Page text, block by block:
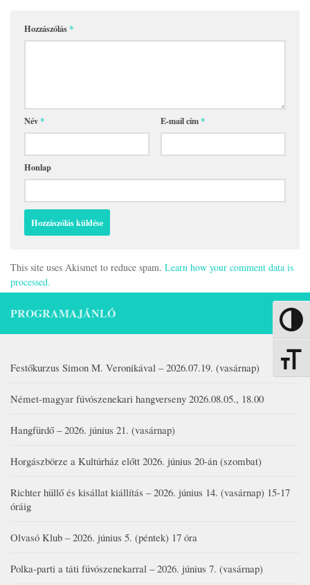
Nagy
Hozzászólás*
Név* E-mail cím*
Honlap
This site uses Akismet to reduce spam. Learn how your comment data is
processed.
PROGRAMAJÁNLÓ
Festőkurzus Simon M. Veronikával – 2026.07.19. (vasárnap)
Német-magyar fúvószenekari hangverseny 2026.08.05., 18.00
Hangfürdő – 2026. június 21. (vasárnap)
Horgászbörze a Kultúrház előtt 2026. június 20-án (szombat)
Richter hüllő és kisállat kiállítás – 2026. június 14. (vasárnap) 15-17
óráig
Olvasó Klub – 2026. június 5. (péntek) 17 óra
Polka-parti a táti fúvószenekarral – 2026. június 7. (vasárnap)